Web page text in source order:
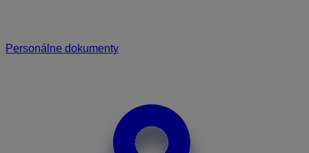
Personálne dokumenty